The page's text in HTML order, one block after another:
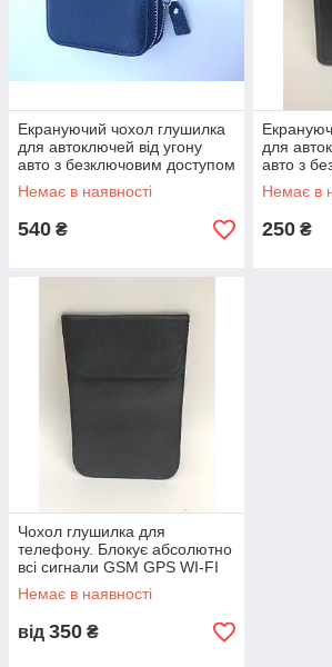
Екрануючий чохол глушилка
для автоключей від угону
авто з безключовим доступом
190мм х 110мм
Немає в наявності
540 ₴
для
авто з
125мм х
Немає в
250 ₴
Чохол глушилка для
телефону. Блокує абсолютно
всі сигнали GSM GPS WI-FI
Bluetooth
Немає в наявності
від 350 ₴